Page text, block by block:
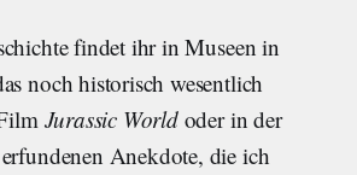
findet ihr in Museen in
noch historisch wesentlich
Jurassic Worldoder in der
Anekdote, die ich